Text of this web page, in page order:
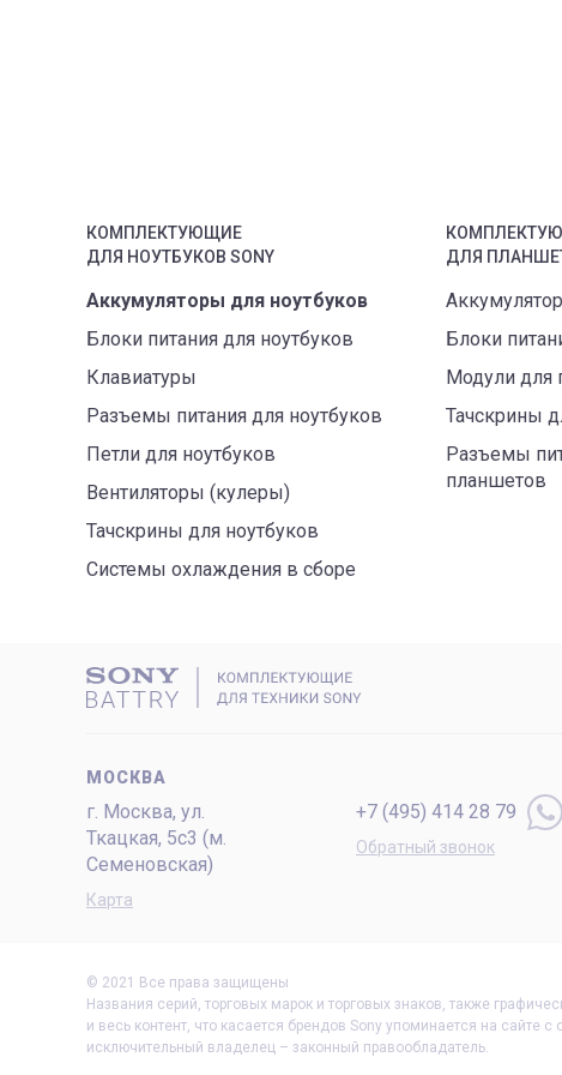
КОМПЛЕКТУЮЩИЕ
ДЛЯ НОУТБУКОВ SONY
Аккумуляторы для ноутбуков
Блоки питания для ноутбуков
Клавиатуры
Разъемы питания для ноутбуков
Петли для ноутбуков
Вентиляторы (кулеры)
Тачскрины для ноутбуков
Системы охлаждения в сборе
ДЛЯ
Блоки
Модули для
Тачскрины
Разъемы
планшетов
МОСКВА
г. Москва, ул.
Ткацкая, 5с3 (м.
Семеновская)
Карта
+7 (495) 414 28 79
Обратный звонок
© 2021 Все права защищены
Названия серий, торговых марок и торговых знаков, также
и весь контент, что касается брендов Sony упоминается на сайте
исключительный владелец – законный правообладатель.